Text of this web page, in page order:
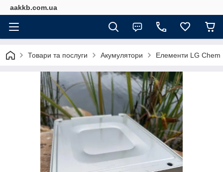
aakkb.com.ua
Товари та послуги Акумулятори Елементи LG Chem